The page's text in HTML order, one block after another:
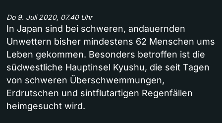
Do 9. Juli 2020, 07.40 Uhr
In Japan sind bei schweren, andauernden
Unwettern bisher mindestens 62 Menschen ums
Leben gekommen. Besonders betroffen ist die
südwestliche Hauptinsel Kyushu, die seit Tagen
von schweren Überschwemmungen,
Erdrutschen und sintflutartigen Regenfällen
heimgesucht wird.